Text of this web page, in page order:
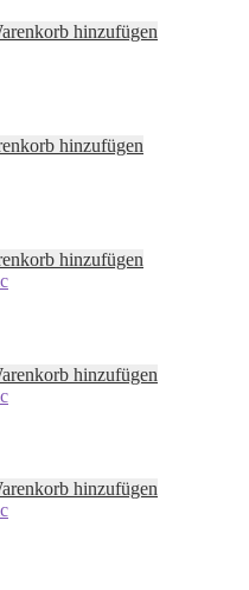
hinzufügen
hinzufügen
hinzufügen
hinzufügen
hinzufügen